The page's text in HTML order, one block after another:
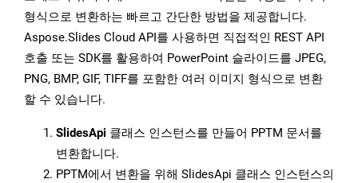
형식으로 변환하는 빠르고 간단한 방법을 제공합니다.
Aspose.Slides Cloud API를 사용하면 직접적인 REST API
호출 또는 SDK를 활용하여 PowerPoint 슬라이드를 JPEG,
PNG, BMP, GIF, TIFF를 포함한 여러 이미지 형식으로 변환
할 수 있습니다.
SlidesApi 클래스 인스턴스를 만들어 PPTM 문서를
변환합니다.
PPTM에서 변환을 위해 SlidesApi 클래스 인스턴스의